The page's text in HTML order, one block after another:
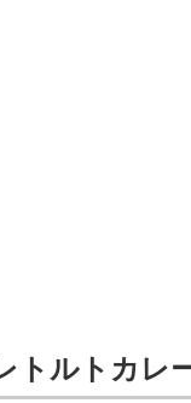
トルトカレ